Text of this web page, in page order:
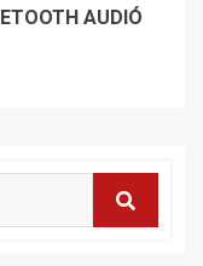
AUDIÓ